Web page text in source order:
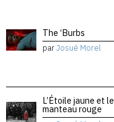
The ‘Burbs
parJosué Morel
L’Étoile jaune et le
manteau rouge